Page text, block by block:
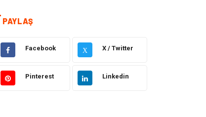
Taşımacılık
PAYLAŞ
Facebook X X / Twitter
Pinterest Linkedin